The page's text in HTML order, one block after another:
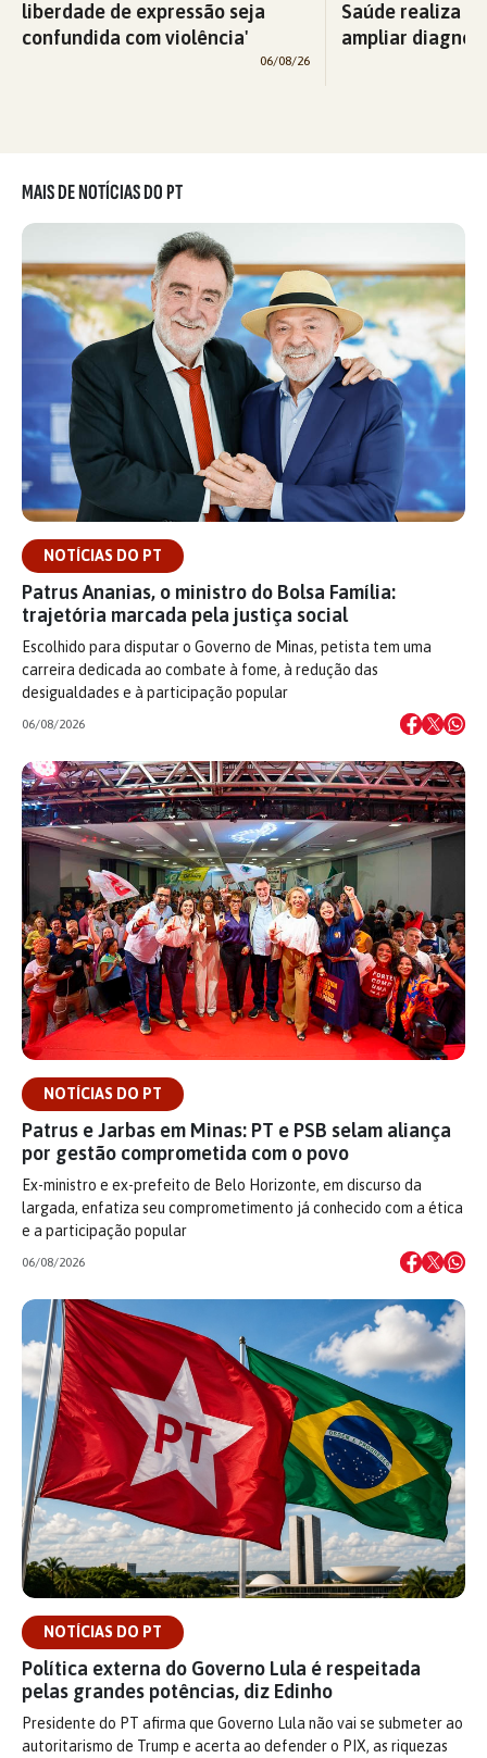
liberdade de expressão seja
confundida com violência'
06/08/26
Saúde realiza
ampliar
MAIS DE NOTÍCIAS DO PT
NOTÍCIAS DO PT
Patrus Ananias, o ministro do Bolsa Família:
trajetória marcada pela justiça social
Escolhido para disputar o Governo de Minas, petista tem uma
carreira dedicada ao combate à fome, à redução das
desigualdades e à participação popular
06/08/2026
NOTÍCIAS DO PT
Patrus e Jarbas em Minas: PT e PSB selam aliança
por gestão comprometida com o povo
Ex-ministro e ex-prefeito de Belo Horizonte, em discurso da
largada, enfatiza seu comprometimento já conhecido com a ética
e a participação popular
06/08/2026
NOTÍCIAS DO PT
Política externa do Governo Lula é respeitada
pelas grandes potências, diz Edinho
Presidente do PT afirma que Governo Lula não vai se submeter ao
autoritarismo de Trump e acerta ao defender o PIX, as riquezas